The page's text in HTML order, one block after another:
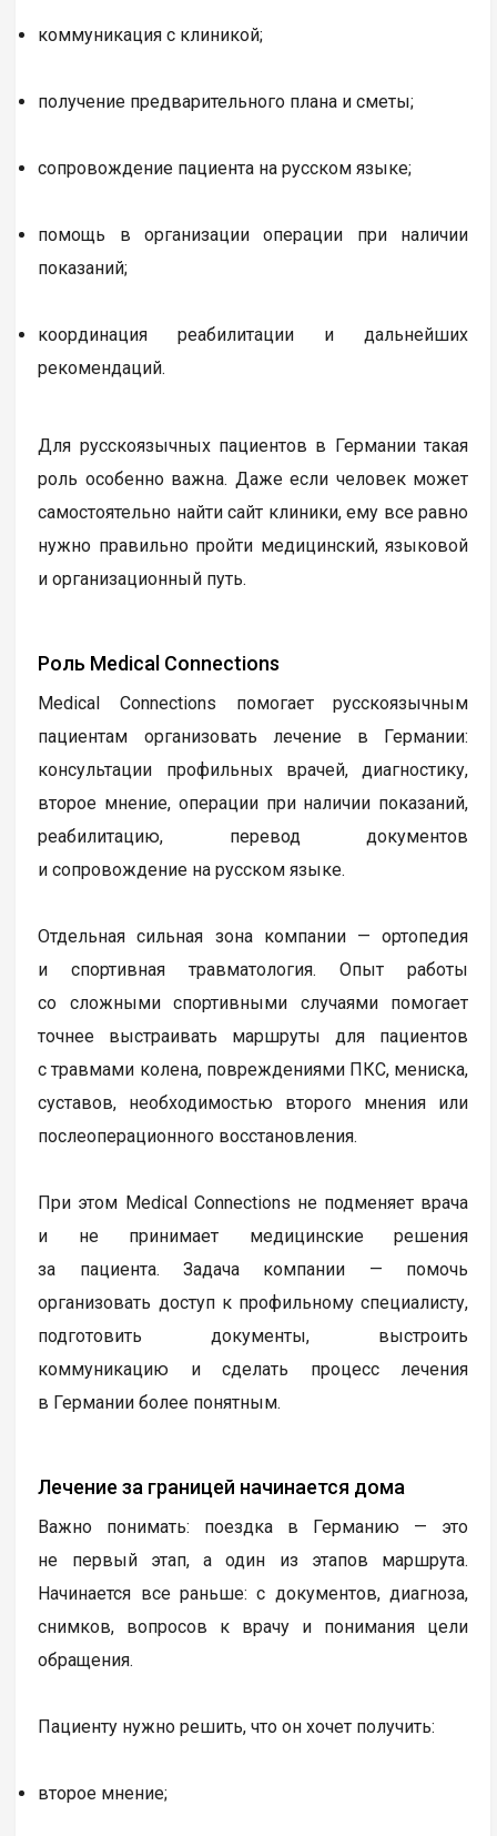
коммуникация с клиникой;
получение предварительного плана и сметы;
сопровождение пациента на русском языке;
помощь в организации операции при наличии
показаний;
координация реабилитации и дальнейших
рекомендаций.
Для русскоязычных пациентов в Германии такая
роль особенно важна. Даже если человек может
самостоятельно найти сайт клиники, ему все равно
нужно правильно пройти медицинский, языковой
и организационный путь.
Роль Medical Connections
Medical Connections помогает русскоязычным
пациентам организовать лечение в Германии:
консультации профильных врачей, диагностику,
второе мнение, операции при наличии показаний,
реабилитацию, перевод документов
и сопровождение на русском языке.
Отдельная сильная зона компании — ортопедия
и спортивная травматология. Опыт работы
со сложными спортивными случаями помогает
точнее выстраивать маршруты для пациентов
с травмами колена, повреждениями ПКС, мениска,
суставов, необходимостью второго мнения или
послеоперационного восстановления.
При этом Medical Connections не подменяет врача
и не принимает медицинские решения
за пациента. Задача компании — помочь
организовать доступ к профильному специалисту,
подготовить документы, выстроить
коммуникацию и сделать процесс лечения
в Германии более понятным.
Лечение за границей начинается дома
Важно понимать: поездка в Германию — это
не первый этап, а один из этапов маршрута.
Начинается все раньше: с документов, диагноза,
снимков, вопросов к врачу и понимания цели
обращения.
Пациенту нужно решить, что он хочет получить:
второе мнение;